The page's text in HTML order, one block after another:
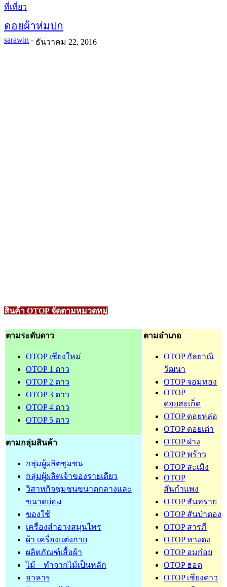
ที่เที่ยว
ดอยผ้าห่มปก
sarawin - ธันวาคม 22, 2016
สินค้า OTOP จัดตามหมวดหมู่
ตามระดับดาว
OTOP เชียงใหม่
OTOP 1 ดาว
OTOP 2 ดาว
OTOP 3 ดาว
OTOP 4 ดาว
OTOP 5 ดาว
ตามอำเภอ
OTOP กัลยาณิ
วัฒนา
OTOP จอมทอง
OTOP
ดอยสะเก็ด
OTOP ดอยหล่อ
OTOP ดอยเต่า
OTOP ฝาง
OTOP พร้าว
OTOP สะเมิง
OTOP
สันกำแพง
OTOP สันทราย
OTOP สันป่าตอง
OTOP สารภี
OTOP หางดง
OTOP อมก๋อย
OTOP ฮอด
OTOP เชียงดาว
ตามกลุ่มสินค้า
กลุ่มผู้ผลิตชุมชน
กลุ่มผู้ผลิตเจ้าของรายเดียว
วิสาหกิจชุมชนขนาดกลางและ
ขนาดย่อม
ของใช้
เครื่องสำอางสมุนไพร
ผ้า เครื่องแต่งกาย
ผลิตภัณฑ์เสื้อผ้า
ไม้ – ทำจากไม้เป็นหลัก
อาหาร